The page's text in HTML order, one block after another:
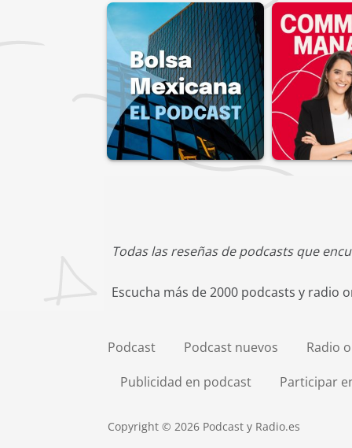
Todas las reseñas de podcasts que
Escucha más de 2000 podcasts y radio
Podcast Podcast nuevos
Radio
Publicidad en podcast
Participar
Copyright © 2026 Podcast y Radio.es